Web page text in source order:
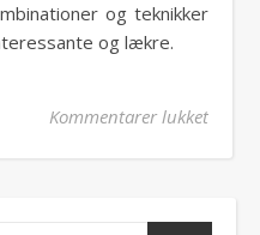
og teknikker
og lækre.
Kommentarer lukkettil